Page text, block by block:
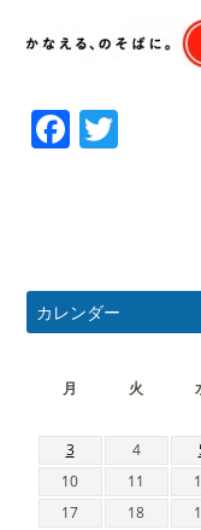
カレンダー
月
火
3
4
10
11
17
18